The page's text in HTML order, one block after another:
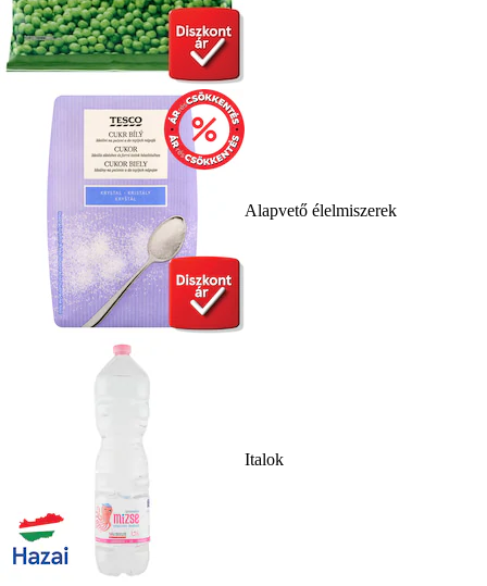
Alapvető élelmiszerek
Italok